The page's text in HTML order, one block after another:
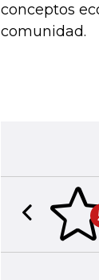
conceptos
comunidad.
Previous